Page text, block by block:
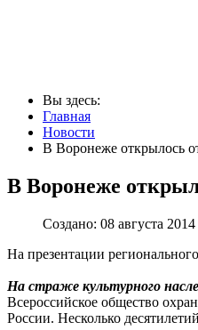
Вы здесь:
Главная
Новости
В Воронеже открылось
В Воронеже
Создано: 08 августа 2014
На презентации
На страже культурного
Всероссийское общество
России. Несколько